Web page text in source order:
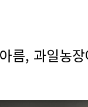
름, 과일농